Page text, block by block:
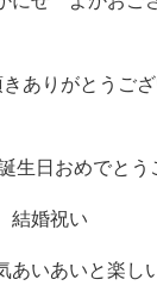
ありがとうご
生日おめでとう
結婚祝い
あいあいと楽し